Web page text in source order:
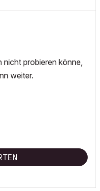
nicht probieren könne,
weiter.